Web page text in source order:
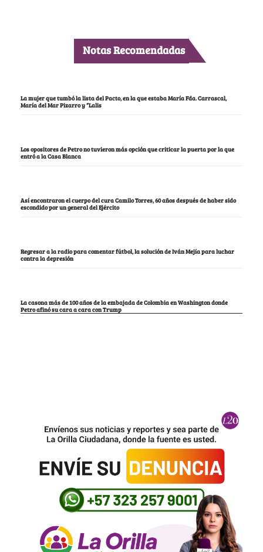
Notas Recomendadas
La mujer que tumbó la lista del Pacto, en la que estaba María Fda. Carrascal,
María del Mar Pizarro y “Lalis
Los opositores de Petro no tuvieron más opción que criticar la puerta por la que
entró a la Casa Blanca
Así encontraron el cuerpo del cura Camilo Torres, 60 años después de haber sido
escondido por un general del Ejército
Regresar a la radio para comentar fútbol, la solución de Iván Mejía para luchar
contra la depresión
La casona más de 100 años de la embajada de Colombia en Washington donde
Petro afinó su cara a cara con Trump